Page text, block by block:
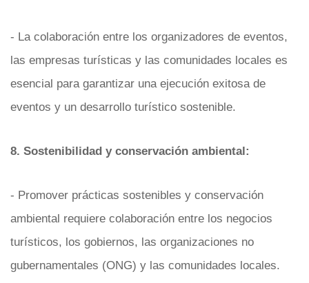
- La colaboración entre los organizadores de eventos,
las empresas turísticas y las comunidades locales es
esencial para garantizar una ejecución exitosa de
eventos y un desarrollo turístico sostenible.
8. Sostenibilidad y conservación ambiental:
- Promover prácticas sostenibles y conservación
ambiental requiere colaboración entre los negocios
turísticos, los gobiernos, las organizaciones no
gubernamentales (ONG) y las comunidades locales.